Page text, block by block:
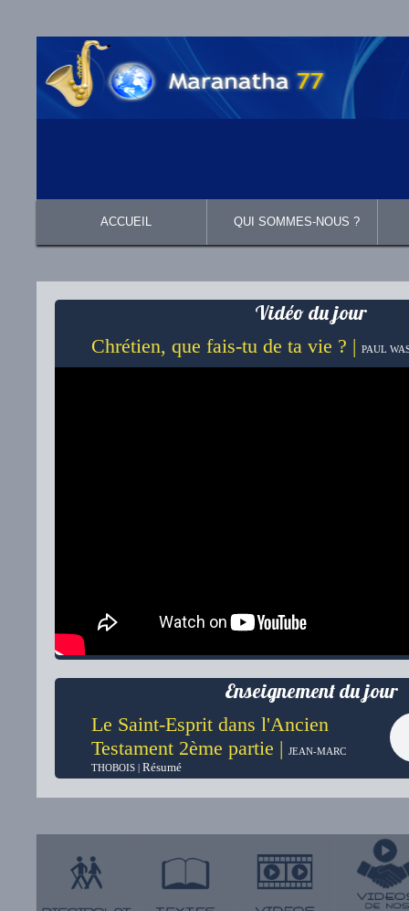
ACCUEIL QUI SOMMES-NOUS ?
Vidéo du jour
Chrétien, que fais-tu de ta vie ? | PAUL
Enseignement du jour
Le Saint-Esprit dans l'Ancien
Testament 2ème partie | JEAN-MARC
THOBOIS | Résumé